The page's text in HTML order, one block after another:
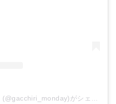
がっちりマンデー!!【公式】(@gacchiri_monday)がシェアした投稿